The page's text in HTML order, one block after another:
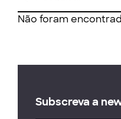
Não foram
Subscreva a